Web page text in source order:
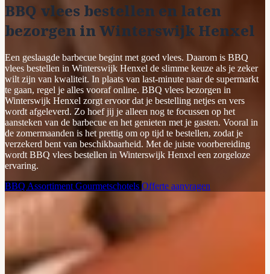
BBQ vlees bestellen en laten
bezorgen in Winterswijk Henxel
Een geslaagde barbecue begint met goed vlees. Daarom is BBQ
vlees bestellen in Winterswijk Henxel de slimme keuze als je zeker
wilt zijn van kwaliteit. In plaats van last-minute naar de supermarkt
te gaan, regel je alles vooraf online. BBQ vlees bezorgen in
Winterswijk Henxel zorgt ervoor dat je bestelling netjes en vers
wordt afgeleverd. Zo hoef jij je alleen nog te focussen op het
aansteken van de barbecue en het genieten met je gasten. Vooral in
de zomermaanden is het prettig om op tijd te bestellen, zodat je
verzekerd bent van beschikbaarheid. Met de juiste voorbereiding
wordt BBQ vlees bestellen in Winterswijk Henxel een zorgeloze
ervaring.
BBQ Assortiment Gourmetschotels Offerte aanvragen